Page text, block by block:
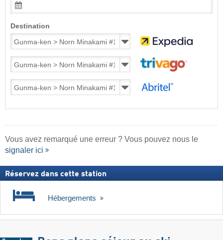
Destination
Vous avez remarqué une erreur ? Vous pouvez nous le
signaler ici
Réservez dans cette station
Hébergements